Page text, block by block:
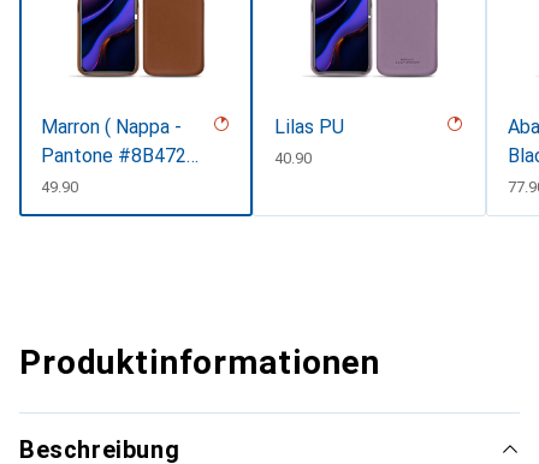
Marron ( Nappa -
Pantone #8B4720
)CHF
49.90
Lilas PU
CHF
40.90
CHF
Produktinformationen
Beschreibung